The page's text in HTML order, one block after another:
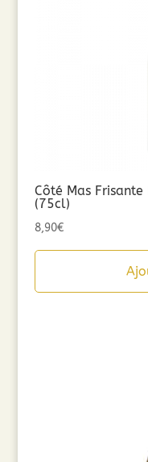
Côté Mas
(75cl)
8,90€